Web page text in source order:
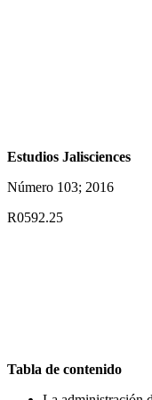
Estudios Jalisciences
Número 103; 2016
R0592.25
Tabla de contenido